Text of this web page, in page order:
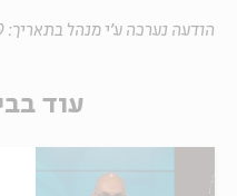
הודעה נערכה ע'י מנהל בתאריך: 22/06/09
עוד